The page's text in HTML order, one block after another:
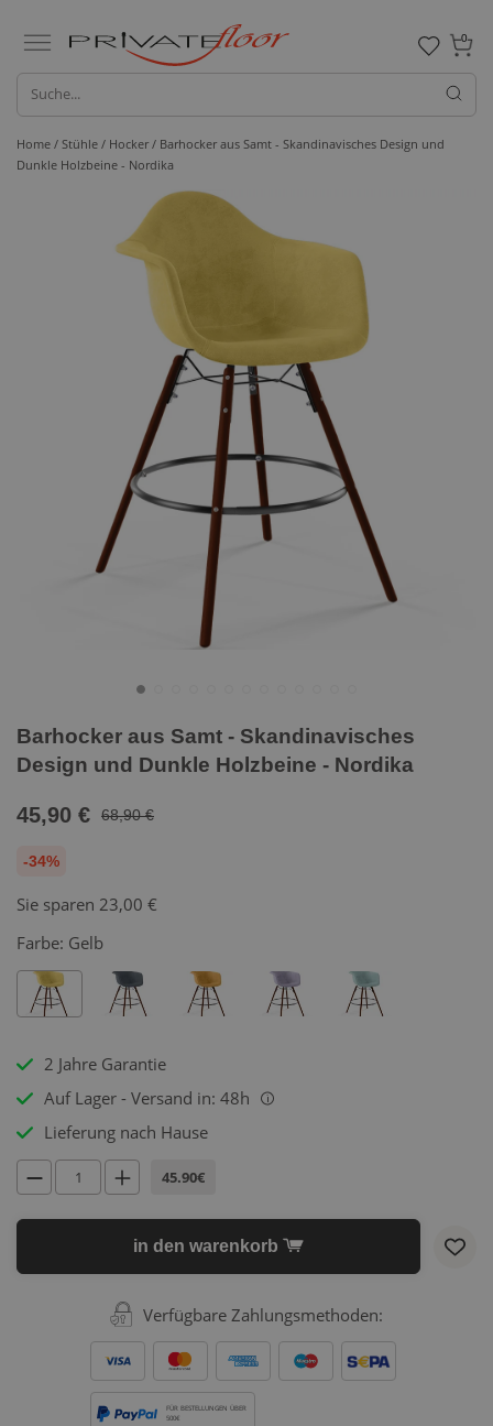
0
Home / Stühle / Hocker / Barhocker aus Samt - Skandinavisches Design und
Dunkle Holzbeine - Nordika
Barhocker aus Samt - Skandinavisches
Design und Dunkle Holzbeine - Nordika
45,90 € 68,90 €
-34%
Sie sparen 23,00 €
Farbe: Gelb
2 Jahre Garantie
Auf Lager - Versand in: 48h
i
Lieferung nach Hause
45.90€
in den warenkorb
Verfügbare Zahlungsmethoden:
FÜR BESTELLUNGEN ÜBER
500€